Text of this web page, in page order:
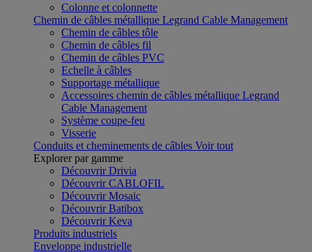
Colonne et colonnette
Chemin de câbles métallique Legrand Cable Management
Chemin de câbles tôle
Chemin de câbles fil
Chemin de câbles PVC
Echelle à câbles
Supportage métallique
Accessoires chemin de câbles métallique Legrand
Cable Management
Système coupe-feu
Visserie
Conduits et cheminements de câbles Voir tout
Explorer par gamme
Découvrir Drivia
Découvrir CABLOFIL
Découvrir Mosaic
Découvrir Batibox
Découvrir Keva
Produits industriels
Enveloppe industrielle